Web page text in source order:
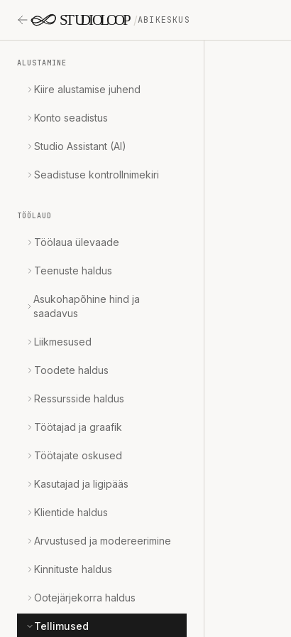
Liigu sisu juurde
/ABIKESKUS
ALUSTAMINE
Kiire alustamise juhend
Konto seadistus
Studio Assistant (AI)
Seadistuse kontrollnimekiri
TÖÖLAUD
Töölaua ülevaade
Teenuste haldus
Asukohapõhine hind ja
saadavus
Liikmesused
Toodete haldus
Ressursside haldus
Töötajad ja graafik
Töötajate oskused
Kasutajad ja ligipääs
Klientide haldus
Arvustused ja modereerimine
Kinnituste haldus
Ootejärjekorra haldus
Tellimused